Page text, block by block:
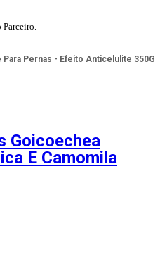
Pernas - Efeito Anticelulite 350G
Goicoechea
E Camomila